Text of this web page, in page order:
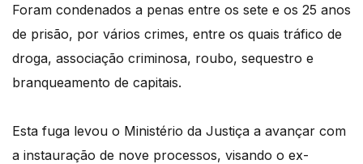
Foram condenados a penas entre os sete e os 25 anos
de prisão, por vários crimes, entre os quais tráfico de
droga, associação criminosa, roubo, sequestro e
branqueamento de capitais.
Esta fuga levou o Ministério da Justiça a avançar com
a instauração de nove processos, visando o ex-